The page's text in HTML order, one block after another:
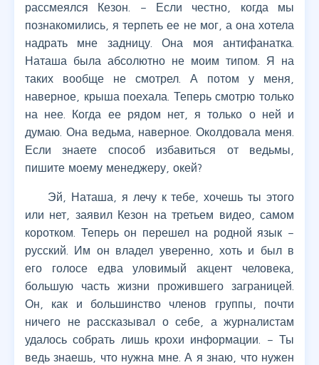
рассмеялся Кезон. – Если честно, когда мы
познакомились, я терпеть ее не мог, а она хотела
надрать мне задницу. Она моя антифанатка.
Наташа была абсолютно не моим типом. Я на
таких вообще не смотрел. А потом у меня,
наверное, крыша поехала. Теперь смотрю только
на нее. Когда ее рядом нет, я только о ней и
думаю. Она ведьма, наверное. Околдовала меня.
Если знаете способ избавиться от ведьмы,
пишите моему менеджеру, окей?
Эй, Наташа, я лечу к тебе, хочешь ты этого
или нет, заявил Кезон на третьем видео, самом
коротком. Теперь он перешел на родной язык –
русский. Им он владел уверенно, хоть и был в
его голосе едва уловимый акцент человека,
большую часть жизни прожившего заграницей.
Он, как и большинство членов группы, почти
ничего не рассказывал о себе, а журналистам
удалось собрать лишь крохи информации. – Ты
ведь знаешь, что нужна мне. А я знаю, что нужен